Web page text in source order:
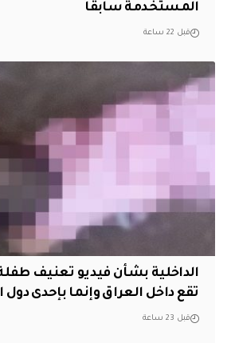
المستخدمة سابقاً
قبل 22 ساعة
الداخلية بشأن فيديو تعنيف
تقع داخل العراق وإنما بإحدى دول
قبل 23 ساعة